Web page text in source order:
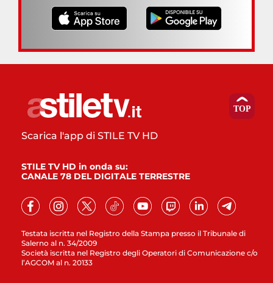
Testata iscritta nel Registro della Stampa presso il Tribunale di
Salerno al n. 34/2009
Società iscritta nel Registro degli Operatori di Comunicazione c/o
l’AGCOM al n. 20133
Scarica l'app di STILE TV HD
STILE TV HD in onda su:
CANALE 78 DEL DIGITALE TERRESTRE